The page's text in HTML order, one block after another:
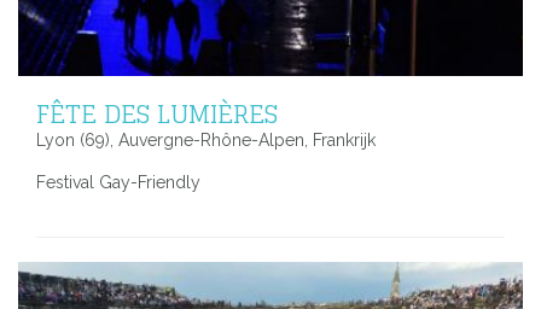
FÊTE DES LUMIÈRES
Lyon (69), Auvergne-Rhône-Alpen, Frankrijk
Festival Gay-Friendly